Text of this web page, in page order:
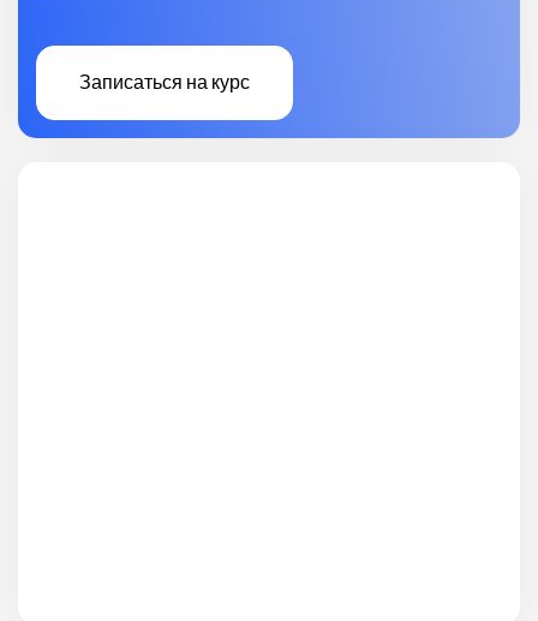
Записаться на курс